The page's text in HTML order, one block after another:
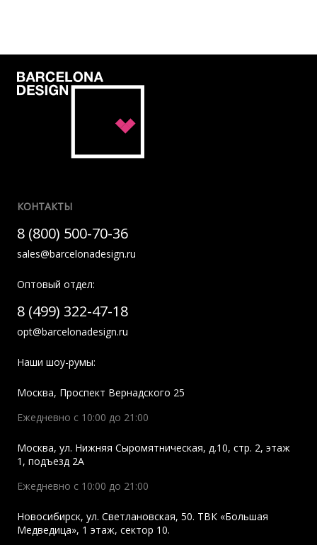
КОНТАКТЫ
8 (800) 500-70-36
sales@barcelonadesign.ru
Оптовый отдел:
8 (499) 322-47-18
opt@barcelonadesign.ru
Наши шоу-румы:
Москва, Проспект Вернадского 25
Ежедневно с 10:00 до 21:00
Москва, ул. Нижняя Сыромятническая, д.10, стр. 2, этаж
1, подъезд 2A
Ежедневно с 10:00 до 21:00
Новосибирск, ул. Светлановская, 50. ТВК «Большая
Медведица», 1 этаж, сектор 10.